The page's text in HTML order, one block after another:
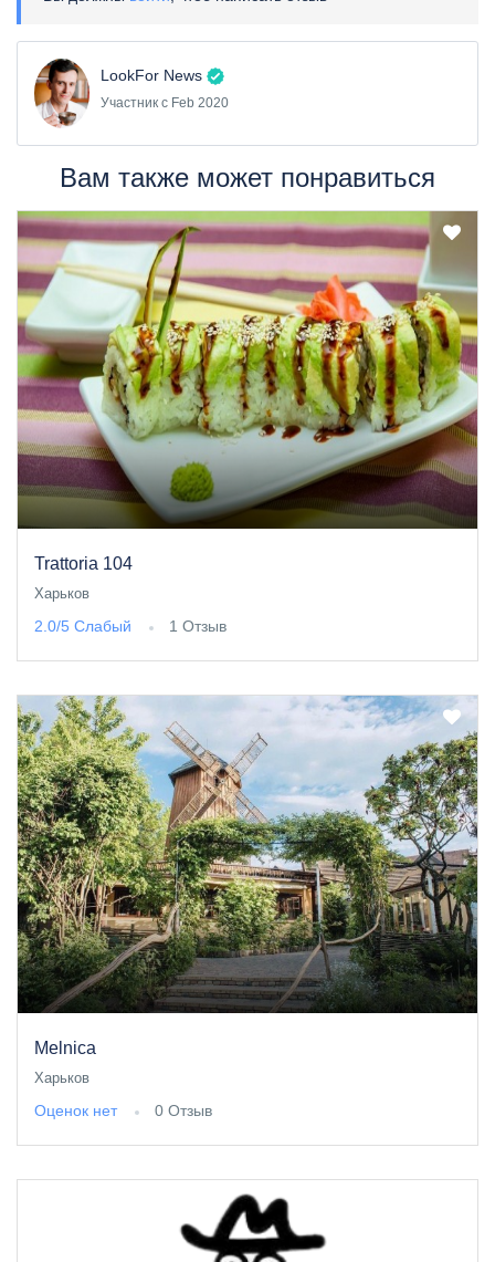
LookFor News
Участник с Feb 2020
Вам также может понравиться
Trattoria 104
Харьков
2.0/5 Слабый 1 Отзыв
Melnica
Харьков
Оценок нет 0 Отзыв